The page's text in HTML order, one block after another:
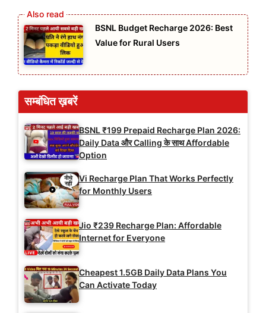
BSNL Budget Recharge 2026: Best
Value for Rural Users
सम्बंधित ख़बरें
BSNL ₹199 Prepaid Recharge Plan 2026:
Daily Data और Calling के साथ Affordable
Option
Vi Recharge Plan That Works Perfectly
for Monthly Users
Jio ₹239 Recharge Plan: Affordable
Internet for Everyone
Cheapest 1.5GB Daily Data Plans You
Can Activate Today